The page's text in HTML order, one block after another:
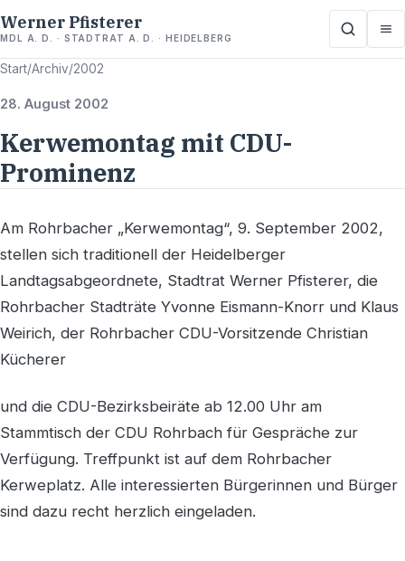
Werner Pfisterer
MDL A. D. · STADTRAT A. D. · HEIDELBERG
Start/Archiv/2002
28. August 2002
Kerwemontag mit CDU-
Prominenz
Am Rohrbacher „Kerwemontag“, 9. September 2002,
stellen sich traditionell der Heidelberger
Landtagsabgeordnete, Stadtrat Werner Pfisterer, die
Rohrbacher Stadträte Yvonne Eismann-Knorr und Klaus
Weirich, der Rohrbacher CDU-Vorsitzende Christian
Kücherer
und die CDU-Bezirksbeiräte ab 12.00 Uhr am
Stammtisch der CDU Rohrbach für Gespräche zur
Verfügung. Treffpunkt ist auf dem Rohrbacher
Kerweplatz. Alle interessierten Bürgerinnen und Bürger
sind dazu recht herzlich eingeladen.